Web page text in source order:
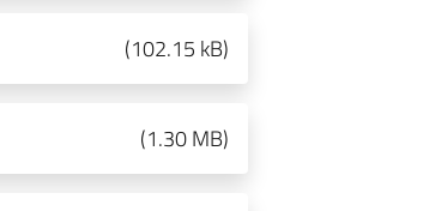
(102.15 kB)
(1.30 MB)